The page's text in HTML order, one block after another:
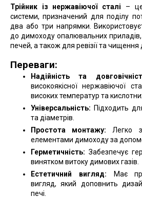
Трійник із нержавіючої сталі –
системи, призначений для поділу
два або три напрямки.
до димоходу опалювальних приладів,
печей, а також для ревізії та чищення
Переваги:
Надійність та
високоякісної нержавіючої
високих температур та
Універсальність: Підходить
та діаметрів.
Простота монтажу: Легко
елементами димоходу за
Герметичність: Забезпечує
винятком витоку димових газів.
Естетичний вигляд: Має
вигляд, який доповнить
печі.